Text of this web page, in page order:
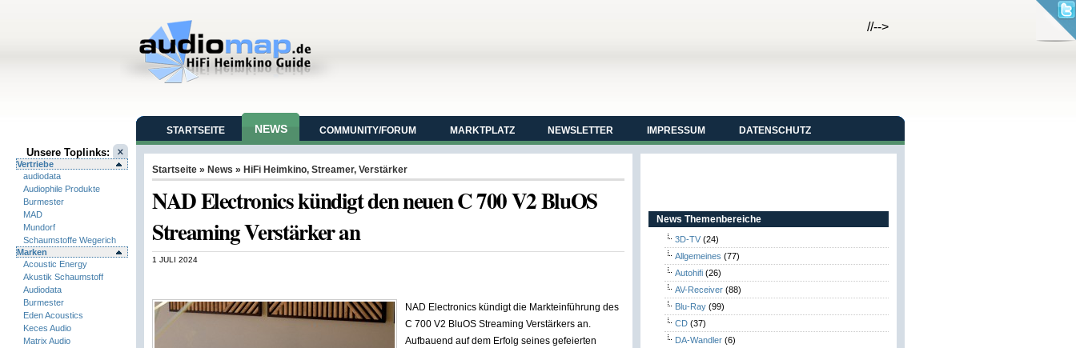
//-->
Unsere Toplinks:
Vertriebe
audiodata
Audiophile Produkte
Burmester
MAD
Mundorf
Schaumstoffe Wegerich
Marken
Acoustic Energy
Akustik Schaumstoff
Audiodata
Burmester
Eden Acoustics
Keces Audio
Matrix Audio
STARTSEITE NEWS COMMUNITY/FORUM MARKTPLATZ NEWSLETTER IMPRESSUM DATENSCHUTZ
Startseite » News » HiFi Heimkino, Streamer, Verstärker
NAD Electronics kündigt den neuen C 700 V2 BluOS
Streaming Verstärker an
1 JULI 2024
NAD Electronics kündigt die Markteinführung des
C 700 V2 BluOS Streaming Verstärkers an.
Aufbauend auf dem Erfolg seines gefeierten
News Themenbereiche
3D-TV (24)
Allgemeines (77)
Autohifi (26)
AV-Receiver (88)
Blu-Ray (99)
CD (37)
DA-Wandler (6)